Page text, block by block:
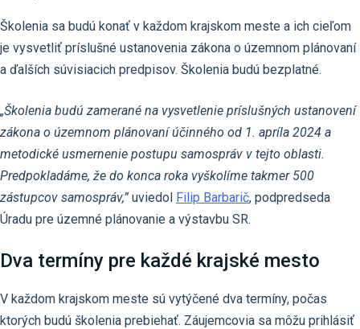
Školenia sa budú konať v každom krajskom meste a ich cieľom
je vysvetliť príslušné ustanovenia zákona o územnom plánovaní
a ďalších súvisiacich predpisov. Školenia budú bezplatné.
„Školenia budú zamerané na vysvetlenie príslušných ustanovení
zákona o územnom plánovaní účinného od 1. apríla 2024 a
metodické usmernenie postupu samospráv v tejto oblasti.
Predpokladáme, že do konca roka vyškolíme takmer 500
zástupcov samospráv,” uviedol Filip Barbarič, podpredseda
Úradu pre územné plánovanie a výstavbu SR.
Dva termíny pre každé krajské mesto
V každom krajskom meste sú vytýčené dva termíny, počas
ktorých budú školenia prebiehať. Záujemcovia sa môžu prihlásiť